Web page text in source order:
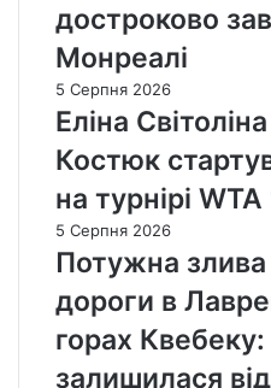
достроково
Монреалі
5 Серпня 2026
Еліна
Костюк
на турнірі
5 Серпня 2026
Потужна
дороги в
горах
залишилася